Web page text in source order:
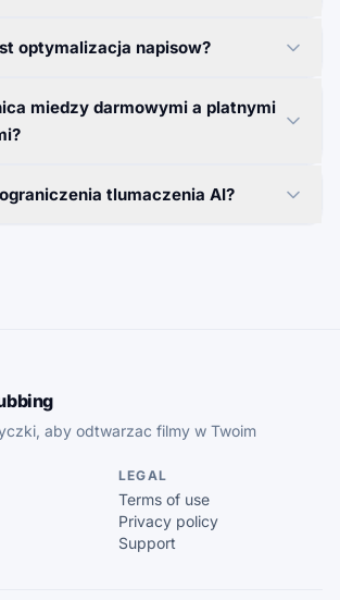
optymalizacja napisow?
miedzy darmowymi a platnymi
tlumaczenia AI?
aby odtwarzac filmy w Twoim
LEGAL
Terms of use
Privacy policy
Support